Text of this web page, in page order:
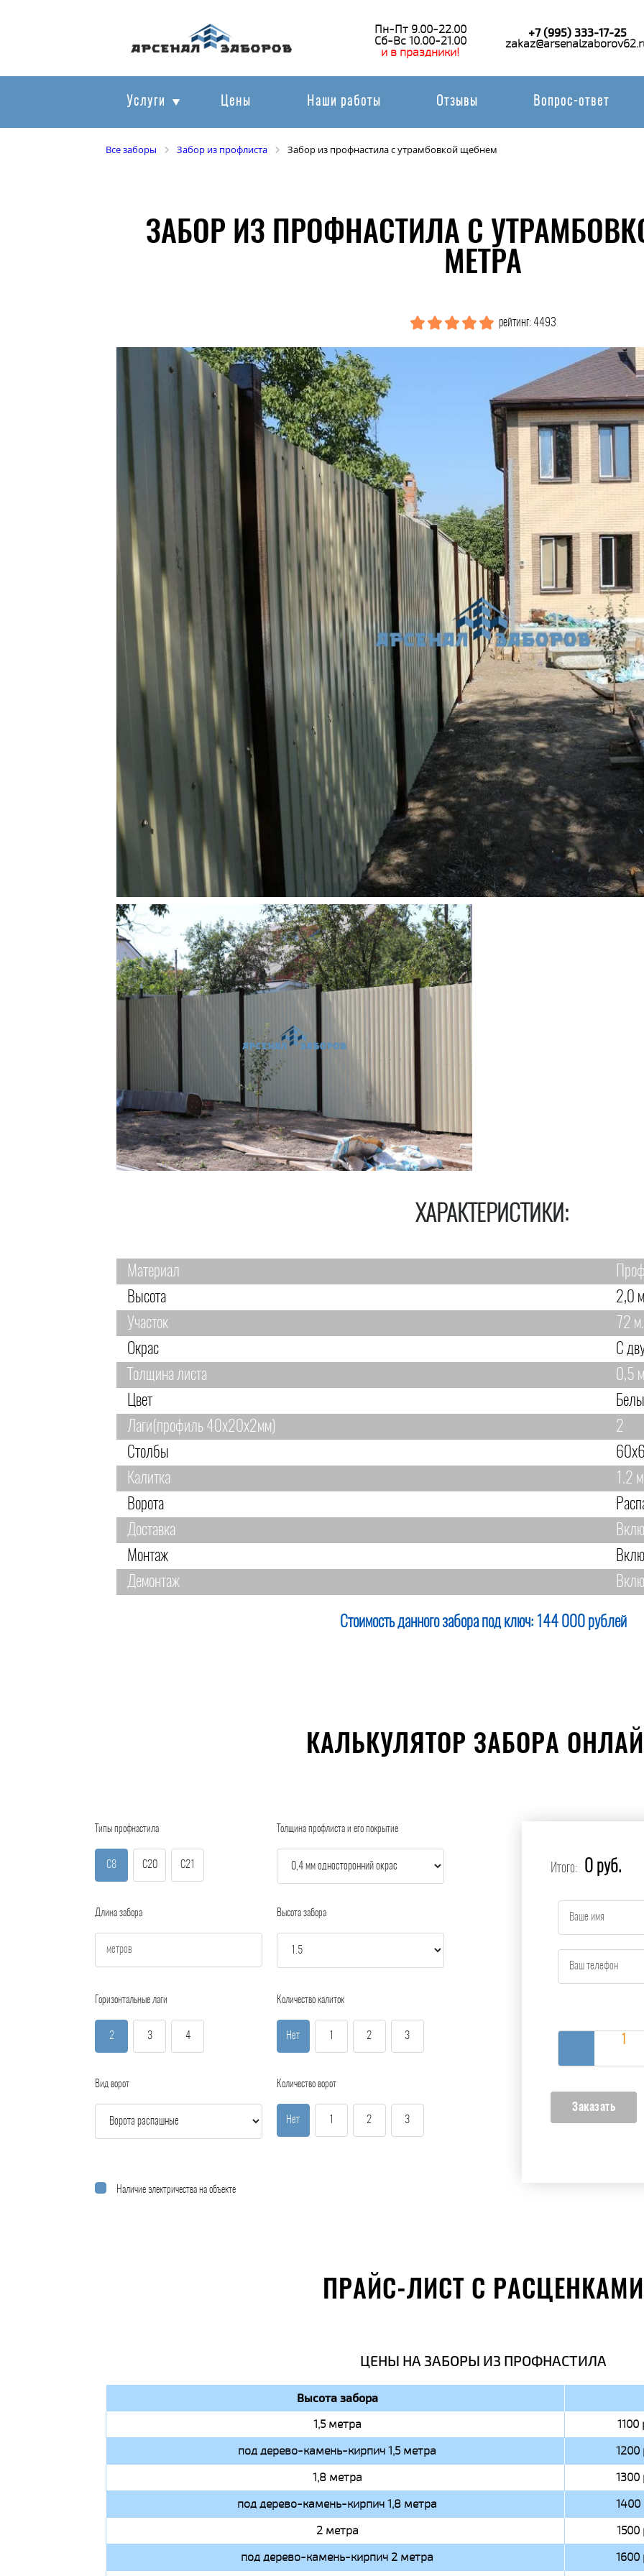
Пн-Пт 9.00-22.00
Сб-Вс 10.00-21.00
и в праздники!
+7 (995) 333-17-25
Услуги Цены Наши работы Отзывы Вопрос-ответ
Все заборы Забор из профлиста Забор из профнастила с утрамбовкой щебнем
ЗАБОР ИЗ ПРОФНАСТИЛА С
МЕТРА
рейтинг: 4493
ХАРАКТЕРИСТИКИ:
Материал
Высота
2,0
Участок
72 м.
Окрас
С
Толщина листа
0,5
Цвет
Лаги(профиль 40х20х2мм)
2
Столбы
Калитка
1.2 м
Ворота
Доставка
Монтаж
Демонтаж
Стоимость данного забора под ключ: 144 000 рублей
КАЛЬКУЛЯТОР ЗАБОРА
Типы профнастила
С8 С20 С21
Толщина профлиста и его покрытие
Длина забора Высота забора
Горизонтальные лаги
2 3 4
Количество калиток
Нет 2 3
Вид ворот Количество ворот
Нет 2 3
Наличие электричества на объекте
Итого: 0 руб.
ПРАЙС-ЛИСТ С РАСЦЕНКАМИ
ЦЕНЫ НА ЗАБОРЫ ИЗ ПРОФНАСТИЛА
Высота забора
1,5 метра
1100
под дерево-камень-кирпич 1,5 метра
1200
1,8 метра
1300
под дерево-камень-кирпич 1,8 метра
1400
2 метра
1500
под дерево-камень-кирпич 2 метра
1600